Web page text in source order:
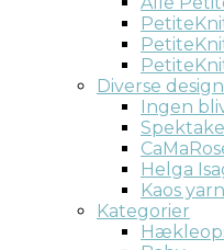
Diverse
Ingen
Helga
Kaos yarn
Kategorier